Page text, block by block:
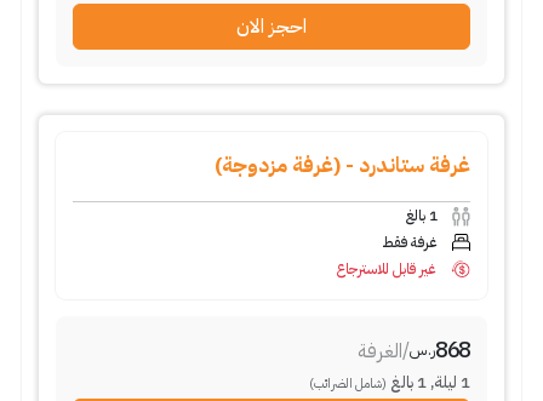
احجز الان
غرفة ستاندرد - (غرفة مزدوجة)
1 بالغ
غرفة فقط
غير قابل للاسترجاع
868ر.س/الغرفة
1 ليلة,
1 بالغ (شامل الضرائب)